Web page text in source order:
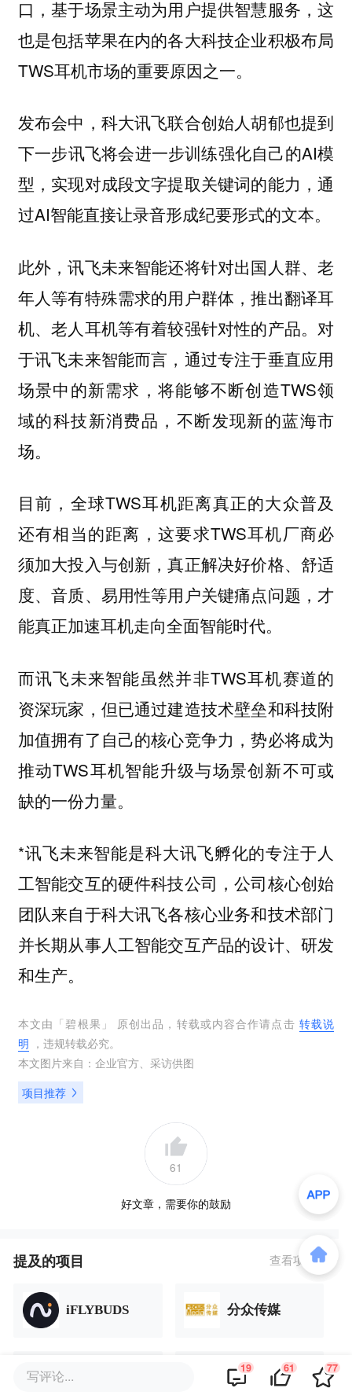
口，基于场景主动为用户提供智慧服务，这
也是包括苹果在内的各大科技企业积极布局
TWS耳机市场的重要原因之一。
发布会中，科大讯飞联合创始人胡郁也提到
下一步讯飞将会进一步训练强化自己的AI模
型，实现对成段文字提取关键词的能力，通
过AI智能直接让录音形成纪要形式的文本。
此外，讯飞未来智能还将针对出国人群、老
年人等有特殊需求的用户群体，推出翻译耳
机、老人耳机等有着较强针对性的产品。对
于讯飞未来智能而言，通过专注于垂直应用
场景中的新需求，将能够不断创造TWS领
域的科技新消费品，不断发现新的蓝海市
场。
目前，全球TWS耳机距离真正的大众普及
还有相当的距离，这要求TWS耳机厂商必
须加大投入与创新，真正解决好价格、舒适
度、音质、易用性等用户关键痛点问题，才
能真正加速耳机走向全面智能时代。
而讯飞未来智能虽然并非TWS耳机赛道的
资深玩家，但已通过建造技术壁垒和科技附
加值拥有了自己的核心竞争力，势必将成为
推动TWS耳机智能升级与场景创新不可或
缺的一份力量。
*讯飞未来智能是科大讯飞孵化的专注于人
工智能交互的硬件科技公司，公司核心创始
团队来自于科大讯飞各核心业务和技术部门
并长期从事人工智能交互产品的设计、研发
和生产。
本文由「 碧根果 」 原创出品，转载或内容合作请点击 转载说
明 ，违规转载必究。
本文图片来自： 企业官方、 采访供图
项目推荐
61
好文章，需要你的鼓励
提及的项目 查看项目库
iFLYBUDS 分众传媒
漫步者 OPPO
写评论... 19 61 77